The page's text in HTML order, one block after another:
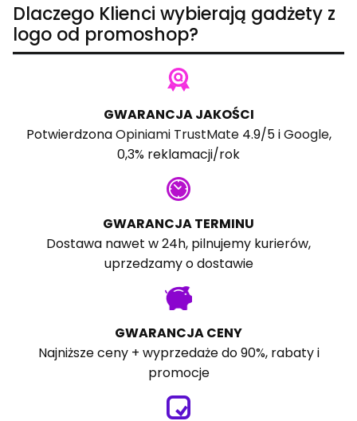
Dlaczego Klienci wybierają gadżety z
logo od promoshop?
GWARANCJA JAKOŚCI
PotwierdzonaOpiniami TrustMate4.9/5 iGoogle,
0,3% reklamacji/rok
GWARANCJA TERMINU
Dostawa nawet w 24h, pilnujemy kurierów,
uprzedzamy o dostawie
GWARANCJA CENY
Najniższe ceny + wyprzedaże do 90%, rabaty i
promocje